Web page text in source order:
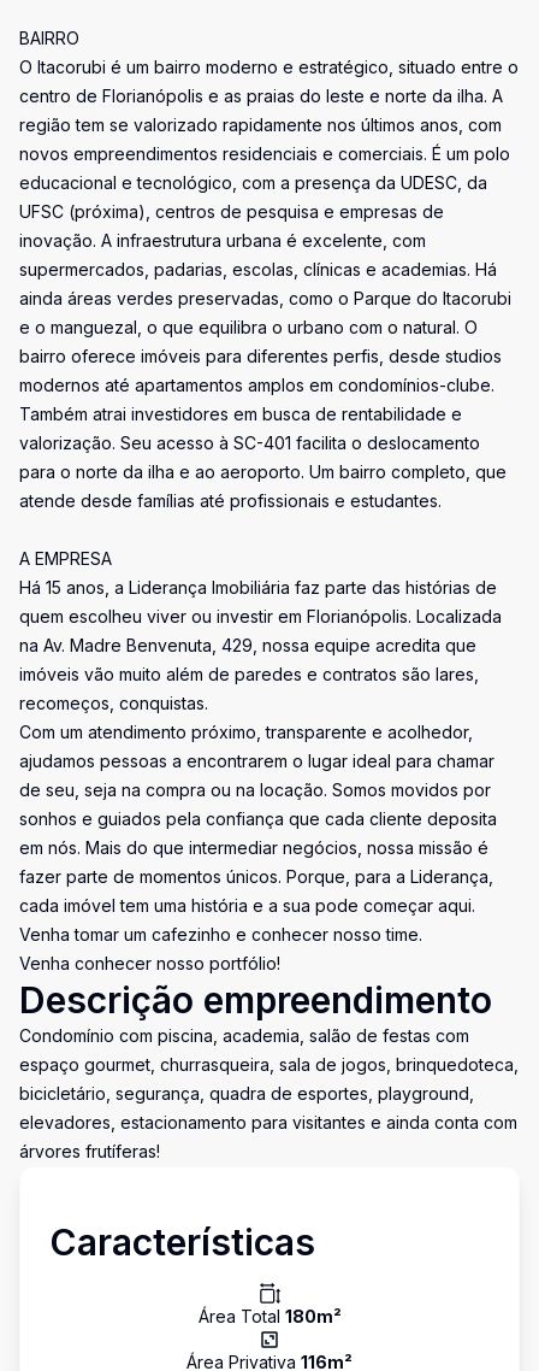
BAIRRO
O Itacorubi é um bairro moderno e estratégico, situado entre o
centro de Florianópolis e as praias do leste e norte da ilha. A
região tem se valorizado rapidamente nos últimos anos, com
novos empreendimentos residenciais e comerciais. É um polo
educacional e tecnológico, com a presença da UDESC, da
UFSC (próxima), centros de pesquisa e empresas de
inovação. A infraestrutura urbana é excelente, com
supermercados, padarias, escolas, clínicas e academias. Há
ainda áreas verdes preservadas, como o Parque do Itacorubi
e o manguezal, o que equilibra o urbano com o natural. O
bairro oferece imóveis para diferentes perfis, desde studios
modernos até apartamentos amplos em condomínios-clube.
Também atrai investidores em busca de rentabilidade e
valorização. Seu acesso à SC-401 facilita o deslocamento
para o norte da ilha e ao aeroporto. Um bairro completo, que
atende desde famílias até profissionais e estudantes.
A EMPRESA
Há 15 anos, a Liderança Imobiliária faz parte das histórias de
quem escolheu viver ou investir em Florianópolis. Localizada
na Av. Madre Benvenuta, 429, nossa equipe acredita que
imóveis vão muito além de paredes e contratos são lares,
recomeços, conquistas.
Com um atendimento próximo, transparente e acolhedor,
ajudamos pessoas a encontrarem o lugar ideal para chamar
de seu, seja na compra ou na locação. Somos movidos por
sonhos e guiados pela confiança que cada cliente deposita
em nós. Mais do que intermediar negócios, nossa missão é
fazer parte de momentos únicos. Porque, para a Liderança,
cada imóvel tem uma história e a sua pode começar aqui.
Venha tomar um cafezinho e conhecer nosso time.
Venha conhecer nosso portfólio!
Descrição empreendimento
Condomínio com piscina, academia, salão de festas com
espaço gourmet, churrasqueira, sala de jogos, brinquedoteca,
bicicletário, segurança, quadra de esportes, playground,
elevadores, estacionamento para visitantes e ainda conta com
árvores frutíferas!
Características
Área Total 180m²
Área Privativa 116m²